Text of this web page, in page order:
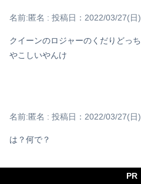
名前:匿名 : 投稿日：2022/03/27(日
クイーンのロジャーのくだりどっ
やこしいやんけ
名前:匿名 : 投稿日：2022/03/27(日
は？何で？
PR